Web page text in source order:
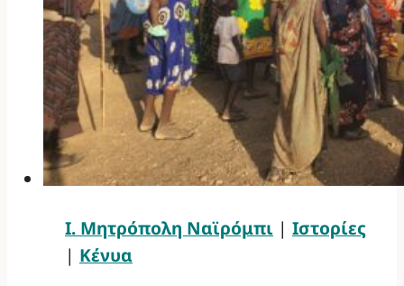
Ι. Μητρόπολη Ναϊρόμπι | Ιστορίες
| Κένυα